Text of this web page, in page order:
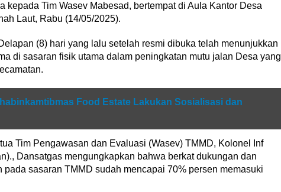
kepada Tim Wasev Mabesad, bertempat di Aula Kantor Desa
Laut, Rabu (14/05/2025).
(8) hari yang lalu setelah resmi dibuka telah menunjukkan
di sasaran fisik utama dalam peningkatan mutu jalan Desa yang
Food Estate Lakukan Sosialisasi dan
Tim Pengawasan dan Evaluasi (Wasev) TMMD, Kolonel Inf
Dansatgas mengungkapkan bahwa berkat dukungan dan
sasaran TMMD sudah mencapai 70% persen memasuki